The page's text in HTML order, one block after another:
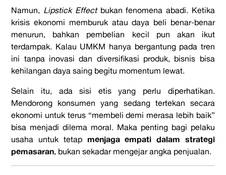
Namun, Lipstick Effectbukan fenomena abadi. Ketika
krisis ekonomi memburuk atau daya beli benar-benar
menurun, bahkan pembelian kecil pun akan ikut
terdampak. Kalau UMKM hanya bergantung pada tren
ini tanpa inovasi dan diversifikasi produk, bisnis bisa
kehilangan daya saing begitu momentum lewat.
Selain itu, ada sisi etis yang perlu diperhatikan.
Mendorong konsumen yang sedang tertekan secara
ekonomi untuk terus “membeli demi merasa lebih baik”
bisa menjadi dilema moral. Maka penting bagi pelaku
usaha untuk tetap menjaga empati dalam strategi
pemasaran, bukan sekadar mengejar angka penjualan.